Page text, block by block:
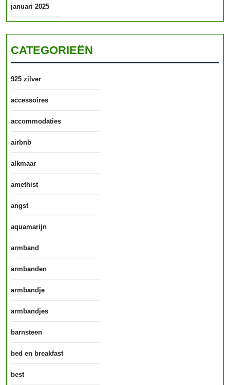
januari 2025
CATEGORIEËN
925 zilver
accessoires
accommodaties
airbnb
alkmaar
amethist
angst
aquamarijn
armband
armbanden
armbandje
armbandjes
barnsteen
bed en breakfast
best